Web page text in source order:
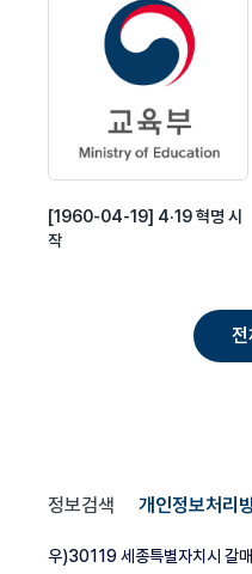
[1960-04-19] 4·19 혁명 시
작
전
정보검색 개인정보처리
우)30119 세종특별자치시 갈